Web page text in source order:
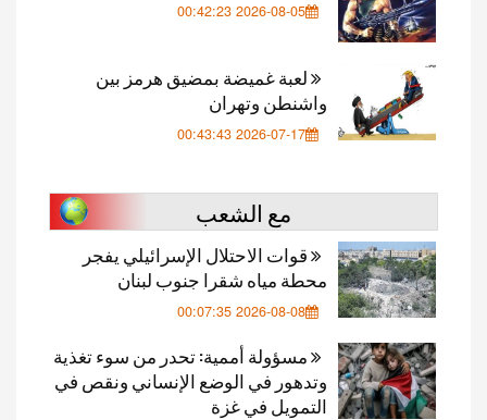
2026-08-05 00:42:23
لعبة غميضة بمضيق هرمز بين
واشنطن وتهران
2026-07-17 00:43:43
مع الشعب
قوات الاحتلال الإسرائيلي يفجر
محطة مياه شقرا جنوب لبنان
2026-08-08 00:07:35
مسؤولة أممية: تحدر من سوء تغذية
وتدهور في الوضع الإنساني ونقص في
التمويل في غزة